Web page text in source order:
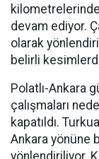
devam ediyor.
olarak
belirli
Polatlı-Ankara
çalışmaları
kapatıldı.
Ankara yönüne
yönlendiriliyor.